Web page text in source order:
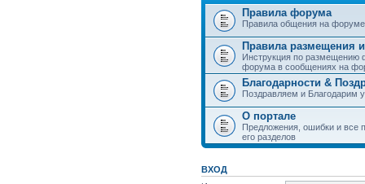
Правила форума
Правила общения на форуме
Правила размещения
Инструкция по размещению
форума в сообщениях на
Благодарности &
Поздравляем и Благодарим
О портале
Предложения, ошибки и все
его разделов
ВХОД